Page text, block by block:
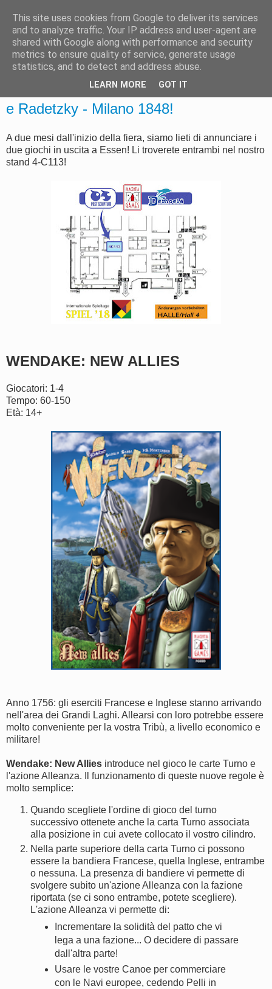
Post Scriptum
In uscita a Essen! Wendake: New Allies
e Radetzky - Milano 1848!
A due mesi dall'inizio della fiera, siamo lieti di annunciare i
due giochi in uscita a Essen! Li troverete entrambi nel nostro
stand 4-C113!
WENDAKE: NEW ALLIES
Giocatori: 1-4
Tempo: 60-150
Età: 14+
Anno 1756: gli eserciti Francese e Inglese stanno arrivando
nell'area dei Grandi Laghi. Allearsi con loro potrebbe essere
molto conveniente per la vostra Tribù, a livello economico e
militare!
Wendake: New Allies introduce nel gioco le carte Turno e
l'azione Alleanza. Il funzionamento di queste nuove regole è
molto semplice:
Quando scegliete l'ordine di gioco del turno
successivo ottenete anche la carta Turno associata
alla posizione in cui avete collocato il vostro cilindro.
Nella parte superiore della carta Turno ci possono
essere la bandiera Francese, quella Inglese, entrambe
o nessuna. La presenza di bandiere vi permette di
svolgere subito un'azione Alleanza con la fazione
riportata (se ci sono entrambe, potete scegliere).
L'azione Alleanza vi permette di:
Incrementare la solidità del patto che vi
lega a una fazione... O decidere di passare
dall'altra parte!
Usare le vostre Canoe per commerciare
con le Navi europee, cedendo Pelli in
This site uses cookies from Google to deliver its services
and to analyze traffic. Your IP address and user-agent are
shared with Google along with performance and security
metrics to ensure quality of service, generate usage
statistics, and to detect and address abuse.
LEARN MORE GOT IT